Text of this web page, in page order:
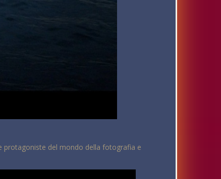
protagoniste del mondo della fotografia e